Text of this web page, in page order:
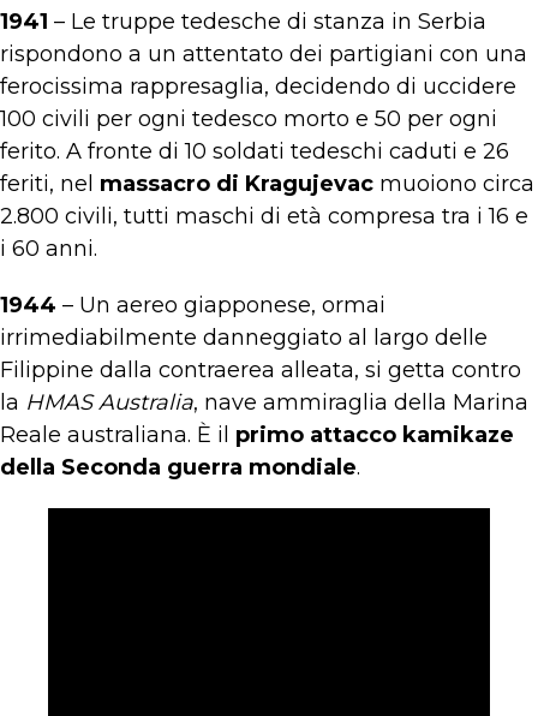
1941 – Le truppe tedesche di stanza in Serbia
rispondono a un attentato dei partigiani con una
ferocissima rappresaglia, decidendo di uccidere
100 civili per ogni tedesco morto e 50 per ogni
ferito. A fronte di 10 soldati tedeschi caduti e 26
feriti, nel massacro di Kragujevac muoiono circa
2.800 civili, tutti maschi di età compresa tra i 16 e
i 60 anni.
1944 – Un aereo giapponese, ormai
irrimediabilmente danneggiato al largo delle
Filippine dalla contraerea alleata, si getta contro
la HMAS Australia, nave ammiraglia della Marina
Reale australiana. È il primo attacco kamikaze
della Seconda guerra mondiale.